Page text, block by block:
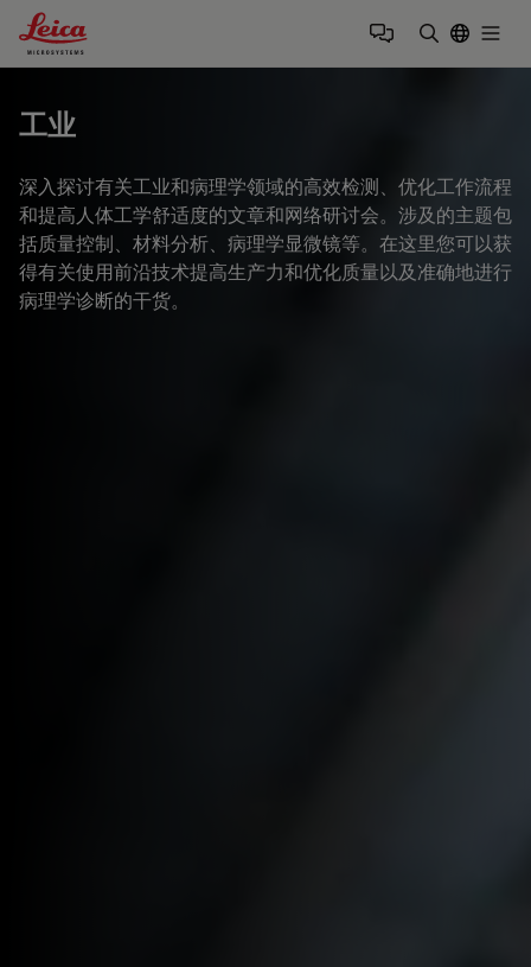
Leica Microsystems Logo
工业
深入探讨有关工业和病理学领域的高效检测、优化工作流程
和提高人体工学舒适度的文章和网络研讨会。涉及的主题包
括质量控制、材料分析、病理学显微镜等。在这里您可以获
得有关使用前沿技术提高生产力和优化质量以及准确地进行
病理学诊断的干货。